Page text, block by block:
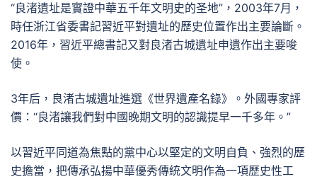
“良渚遺址是實證中華五千年文明史的圣地”，2003年7月，
時任浙江省委書記習近平對遺址的歷史位置作出主要論斷。
2016年，習近平總書記又對良渚古城遺址申遺作出主要唆
使。
3年后，良渚古城遺址進選《世界遺產名錄》。外國專家評
價：“良渚讓我們對中國晚期文明的認識提早一千多年。”
以習近平同道為焦點的黨中心以堅定的文明自負、強烈的歷
史擔當，把傳承弘揚中華優秀傳統文明作為一項歷史性工